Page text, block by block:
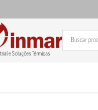
e Soluções Térmicas